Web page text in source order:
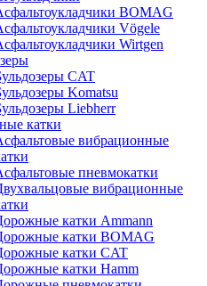
BOMAG
Vögele
Wirtgen
CAT
Komatsu
Liebherr
катки
вибрационные
пневмокатки
вибрационные
катки Ammann
катки BOMAG
катки CAT
катки Hamm